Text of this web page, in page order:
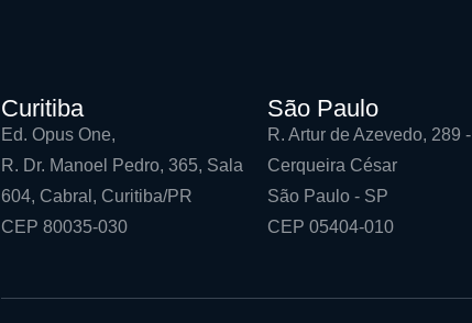
Curitiba
Ed. Opus One,
R. Dr. Manoel Pedro, 365, Sala
604, Cabral, Curitiba/PR
CEP 80035-030
São Paulo
R. Artur de Azevedo, 289 -
Cerqueira César
São Paulo - SP
CEP 05404-010